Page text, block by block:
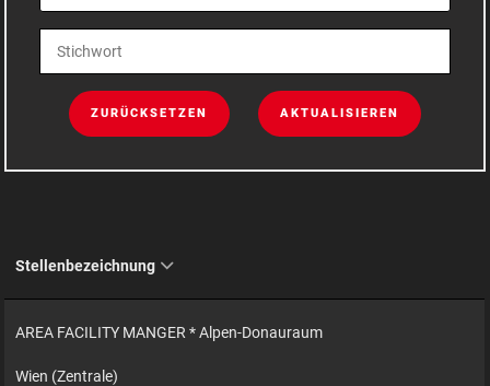
ZURÜCKSETZEN AKTUALISIEREN
Stellenbezeichnung
AREA FACILITY MANGER * Alpen-Donauraum
Wien (Zentrale)